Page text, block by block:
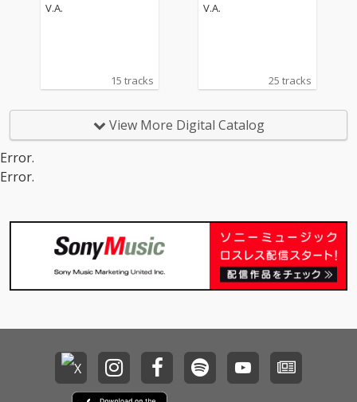
V.A.
15 tracks
V.A.
25 tracks
View More Digital Catalog
Error.
Error.